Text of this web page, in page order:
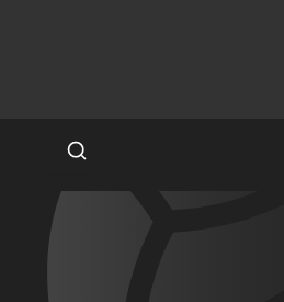
Spielersuche